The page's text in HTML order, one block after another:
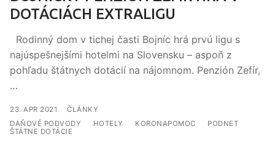
DOTÁCIÁCH EXTRALIGU
Rodinný dom v tichej časti Bojníc hrá prvú ligu s
najúspešnejšími hotelmi na Slovensku – aspoň z
pohľadu štátnych dotácií na nájomnom. Penzión Zefír,
…
ČLÁNKY
DAŇOVÉ PODVODY
HOTELY KORONAPOMOC
PODNET
ŠTÁTNE DOTÁCIE